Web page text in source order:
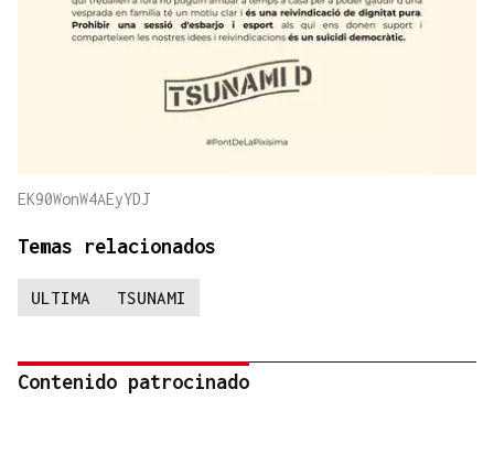
EK90WonW4AEyYDJ
Temas relacionados
ULTIMA TSUNAMI
Contenido patrocinado